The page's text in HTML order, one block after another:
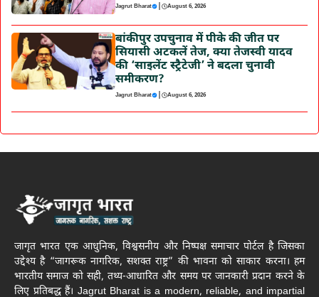
Jagrut Bharat | August 6, 2026
बांकीपुर उपचुनाव में पीके की जीत पर
सियासी अटकलें तेज, क्या तेजस्वी यादव
की ‘साइलेंट स्ट्रैटेजी’ ने बदला चुनावी
समीकरण?
Jagrut Bharat | August 6, 2026
जागृत भारत एक आधुनिक, विश्वसनीय और निष्पक्ष समाचार पोर्टल है जिसका
उद्देश्य है “जागरूक नागरिक, सशक्त राष्ट्र” की भावना को साकार करना। हम
भारतीय समाज को सही, तथ्य-आधारित और समय पर जानकारी प्रदान करने के
लिए प्रतिबद्ध हैं। Jagrut Bharat is a modern, reliable, and impartial